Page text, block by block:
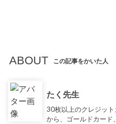
ABOUT この記事をかいた人
たく先生
30枚以上のクレジッ
から、ゴールドカード